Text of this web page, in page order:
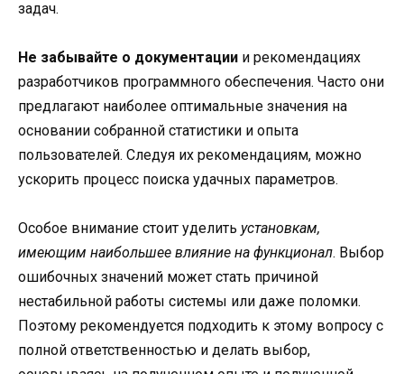
задач.
Не забывайте о документации и рекомендациях
разработчиков программного обеспечения. Часто они
предлагают наиболее оптимальные значения на
основании собранной статистики и опыта
пользователей. Следуя их рекомендациям, можно
ускорить процесс поиска удачных параметров.
Особое внимание стоит уделить установкам,
имеющим наибольшее влияние на функционал. Выбор
ошибочных значений может стать причиной
нестабильной работы системы или даже поломки.
Поэтому рекомендуется подходить к этому вопросу с
полной ответственностью и делать выбор,